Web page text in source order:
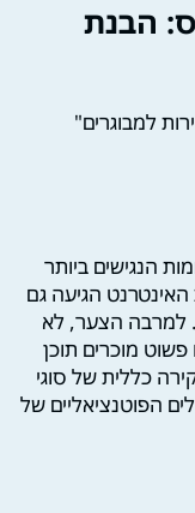
הבנת
הנגישים ביותר
האינטרנט הגיעה גם
למרבה הצער, לא
פשוט מוכרים תוכן
כללית של סוגי
הפוטנציאליים של